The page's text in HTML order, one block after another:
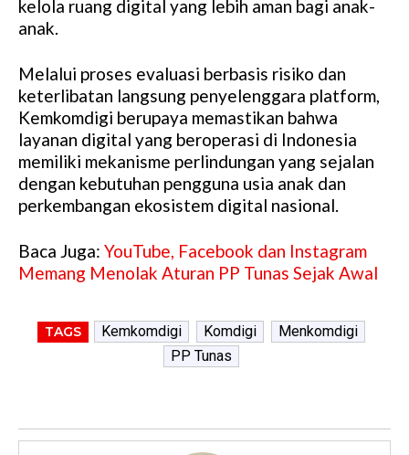
kelola ruang digital yang lebih aman bagi anak-
anak.
Melalui proses evaluasi berbasis risiko dan
keterlibatan langsung penyelenggara platform,
Kemkomdigi berupaya memastikan bahwa
layanan digital yang beroperasi di Indonesia
memiliki mekanisme perlindungan yang sejalan
dengan kebutuhan pengguna usia anak dan
perkembangan ekosistem digital nasional.
Baca Juga: YouTube, Facebook dan Instagram
Memang Menolak Aturan PP Tunas Sejak Awal
TAGS Kemkomdigi Komdigi
Menkomdigi
PP Tunas